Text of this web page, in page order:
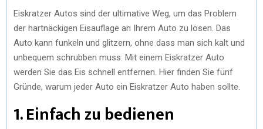
Eiskratzer Autos sind der ultimative Weg, um das Problem
der hartnäckigen Eisauflage an Ihrem Auto zu lösen. Das
Auto kann funkeln und glitzern, ohne dass man sich kalt und
unbequem schrubben muss. Mit einem Eiskratzer Auto
werden Sie das Eis schnell entfernen. Hier finden Sie fünf
Gründe, warum jeder Auto ein Eiskratzer Auto haben sollte.
1. Einfach zu bedienen